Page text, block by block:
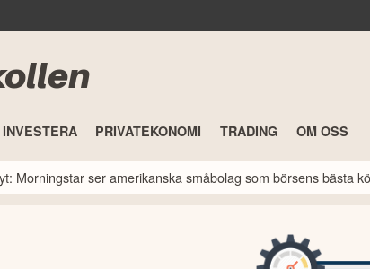
INVESTERA PRIVATEKONOMI TRADING OM OSS
Morningstar ser amerikanska småbolag som börsens bästa